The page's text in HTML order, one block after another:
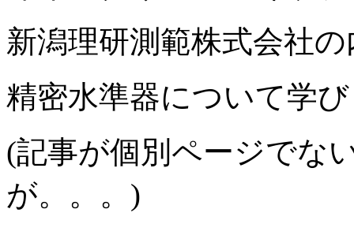
新潟理研測範株式会社
精密水準器について学
(記事が個別ページでな
が。。。)